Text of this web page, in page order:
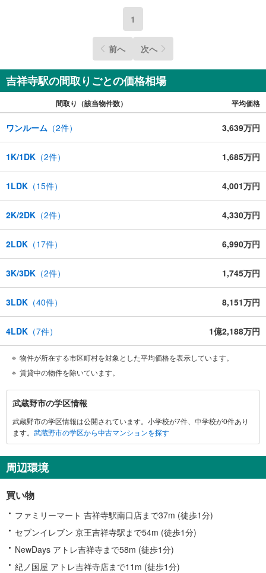
1
前へ 次へ
吉祥寺駅の間取りごとの価格相場
間取り（該当物件数） 平均価格
ワンルーム （2件） 3,639万円
1K/1DK （2件） 1,685万円
1LDK （15件） 4,001万円
2K/2DK （2件） 4,330万円
2LDK （17件） 6,990万円
3K/3DK （2件） 1,745万円
3LDK （40件） 8,151万円
4LDK （7件） 1億2,188万円
物件が所在する市区町村を対象とした平均価格を表示しています。
賃貸中の物件を除いています。
武
蔵
野
市
関
す
情
報
武蔵野市の学区情報
武蔵野市の学区情報は公開されています。小学校が7件、中学校が0件あり
ます。 武蔵野市の学区から中古マンションを探す
周辺環境
買い物
ファミリーマート 吉祥寺駅南口店まで37m (徒歩1分)
セブンイレブン 京王吉祥寺駅まで54m (徒歩1分)
NewDays アトレ吉祥寺まで58m (徒歩1分)
紀ノ国屋 アトレ吉祥寺店まで11m (徒歩1分)